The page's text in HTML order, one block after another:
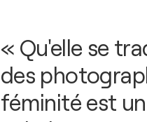
« Qu'elle se
des
féminité est